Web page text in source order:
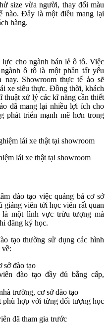
size vừa người, thay đổi màu
nào. Đây là một điều mang lại
hàng.
cho ngành bán lẻ ô tô. Việc
ô tô là một phần tất yếu
nay. Showroom thực tế ảo sẽ
xe siêu thực. Đồng thời, khách
thuật xử lý các kĩ năng cần thiết
đã mang lại nhiều lợi ích cho
phát triển mạnh mẽ hơn trong
lái xe thật tại showroom
đào tạo việc quảng bá cơ sở
giảng viên tới học viên rất quan
một lĩnh vực trừu tượng mà
đăng ký học.
tạo thường sử dụng các hình
về:
sở đào tạo
đào tạo đầy đủ bằng cấp,
trường, cơ sở đào tạo
phù hợp với từng đối tượng học
đã tham gia trước